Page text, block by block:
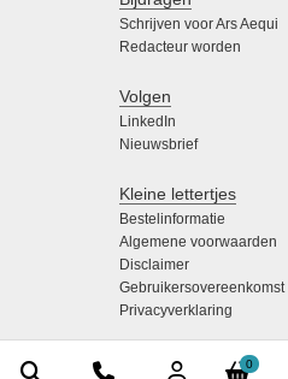
0
Schrijven voor Ars Aequi
Redacteur worden
Volgen
LinkedIn
Nieuwsbrief
Kleine lettertjes
Bestelinformatie
Algemene voorwaarden
Disclaimer
Gebruikersovereenkomst
Privacyverklaring